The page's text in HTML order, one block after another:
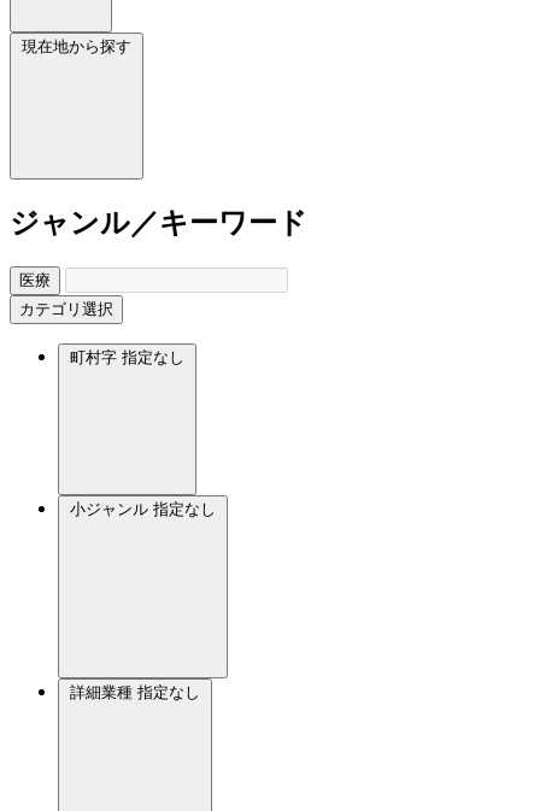
現在地から探す
ジャンル／キーワード
医療
カテゴリ選択
町村字 指定なし
小ジャンル 指定なし
詳細業種 指定なし